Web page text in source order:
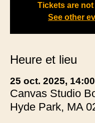
Tickets are
See other
Heure et lieu
25 oct. 2025,
Canvas Studio
Hyde Park, MA